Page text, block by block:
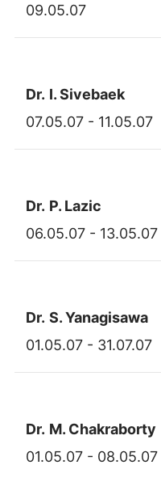
09.05.07
Dr. I. Sivebaek
07.05.07 - 11.05.07
Dr. P. Lazic
06.05.07 - 13.05.07
Dr. S. Yanagisawa
01.05.07 - 31.07.07
Dr. M. Chakraborty
01.05.07 - 08.05.07